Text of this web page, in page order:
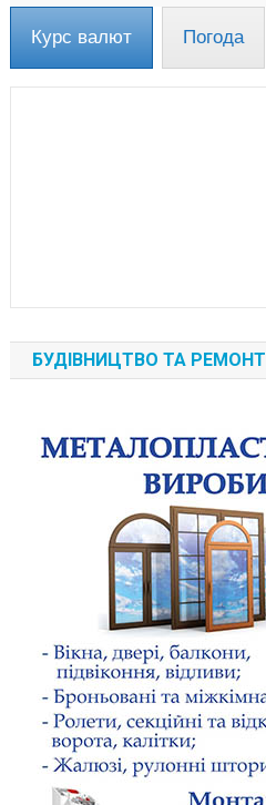
Курс валют Погода
БУДІВНИЦТВО ТА РЕМОНТ